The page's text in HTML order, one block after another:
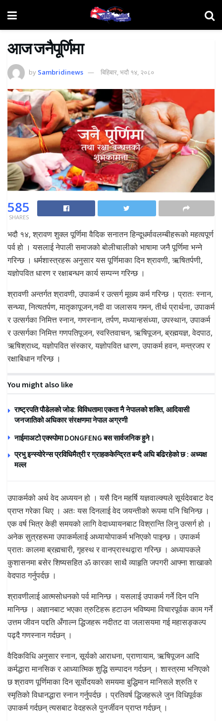
आज जनैपूर्णिमा
by Sambridinews बिहिबार, भदौ १४, २०८०
585
SHARES
भदौ १४, श्रावण शुक्ल पूर्णिमा वैदिक सनातन हिन्दूधर्मावलम्बीहरूको महत्वपूर्ण
पर्व हो । यसलाई नेपाली समाजको बोलीचालीको भाषामा जनै पूर्णिमा भन्ने
गरिन्छ । धर्मशास्त्रहरू अनुसार यस पूर्णिमाका दिन श्रावणी, ऋषितर्पणी,
यज्ञोपवित धारण र रक्षाबन्धन कार्य सम्पन्न गरिन्छ ।
श्रावणी अन्तर्गत श्रावणी, उपाकर्म र उत्सर्ग मूख्य कर्म गरिन्छ । प्रातः स्नान,
सन्ध्या, नित्यतर्पण, मातृकापूजन,नदी वा जलासय गमन, तीर्थ प्रार्थना, उपाकर्म
र उत्सर्गका निमित्त स्नान, गणस्नान, तर्पण, मध्यान्हसंध्या, उपस्थान, उपाकर्म
र उत्सर्गका निमित्त गणपतिपूजन, स्वस्तिवाचन, ऋषिपूजन, ब्रह्मयज्ञ, वेदपाठ,
ऋषिश्राध्द, यज्ञोपवित संस्कार, यज्ञोपवित धारण, उपाकर्म हवन, मन्त्रजप र
रक्षाबिधान गरिन्छ ।
You might also like
राष्ट्रपति पौडेलको जोड: विविधतामा एकता नै नेपालको शक्ति, आदिवासी
जनजातिको अधिकार संरक्षणमा नेपाल अग्रणी
नाईमाअटो एक्स्पोमा DONGFENG बस सार्वजनिक हुने।
प्रभु इन्स्योरेन्स प्रविधिमैत्री र ग्राहककेन्द्रित बन्दै अघि बढिरहेको छ : अध्यक्ष
मल्ल
उपाकर्मको अर्थ वेद अध्ययन हो । यसै दिन महर्षि यज्ञवाल्क्यले सूर्यदेवबाट वेद
प्राप्त गरेका थिए । अतः यस दिनलाई वेद जयन्तीको रूपमा पनि चिनिन्छ ।
एक वर्ष भित्र केही समयको लागि वेदाध्यायनबाट विश्रान्ति लिनु उत्सर्ग हो ।
अनेक सुत्रहरूमा उपाकर्मलाई अध्यायोपाकर्म भनिएको पाइन्छ । उपाकर्म
प्रातः कालमा ब्रह्मचारी, गृहस्थ र वानप्रास्थद्वारा गरिन्छ । अध्यापकले
कुशासनमा बसेर शिष्यसहित ॐ कारका साथै व्याहृति जपगरी आफ्ना शाखाको
वेदपाठ गर्नुपर्दछ ।
श्रावणीलाई आत्मसोधनको पर्व मानिन्छ । यसलाई उपाकर्म गर्ने दिन पनि
मानिन्छ । अज्ञानबाट भएका त्रुटिहरू हटाउन भविष्यमा विचारपूर्वक काम गर्ने
उत्तम जीवन पद्दति अँगाल्न द्धिजहरू नदीतट वा जलासयमा गई महासङ्कल्प
पढ्दै गणस्नान गर्दछन् ।
वैदिकविधि अनुसार स्नान, सूर्यको आराधना, प्राणायाम, ऋषिपूजन आदि
कर्मद्धारा मानसिक र आध्यात्मिक शुद्धि सम्पादन गर्दछन् । शास्त्रमा भनिएको
छ श्रावण पूर्णिमाका दिन सूर्योदयको समयमा बुद्धिमान मानिसले श्रुति र
स्मृतिको विधानद्धारा स्नान गर्नुपर्दछ । प्रतिवर्ष द्धिजहरूले जुन विधिपूर्वक
उपाकर्म गर्दछन् त्यसबाट वेदहरूले पुनर्जीवन प्राप्त गर्दछन् ।